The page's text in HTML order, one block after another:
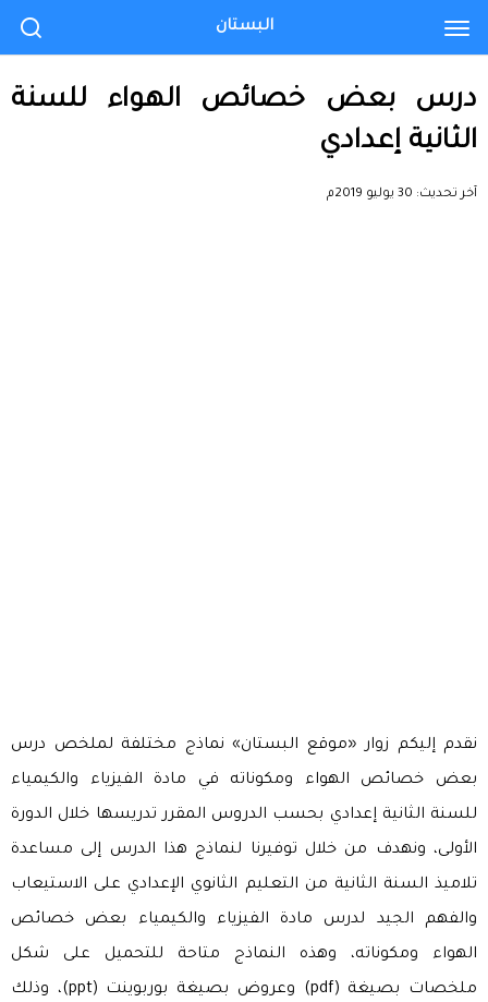
درس بعض خصائص الهواء للسنة
الثانية إعدادي
آخر تحديث: 30 يوليو 2019م
نقدم إليكم زوار «موقع البستان» نماذج مختلفة لملخص درس
بعض خصائص الهواء ومكوناته في مادة الفيزياء والكيمياء
للسنة الثانية إعدادي بحسب الدروس المقرر تدريسها خلال الدورة
الأولى، ونهدف من خلال توفيرنا لنماذج هذا الدرس إلى مساعدة
تلاميذ السنة الثانية من التعليم الثانوي الإعدادي على الاستيعاب
والفهم الجيد لدرس مادة الفيزياء والكيمياء بعض خصائص
الهواء ومكوناته، وهذه النماذج متاحة للتحميل على شكل
ملخصات بصيغة (pdf) وعروض بصيغة بوربوينت (ppt)، وذلك
البستان